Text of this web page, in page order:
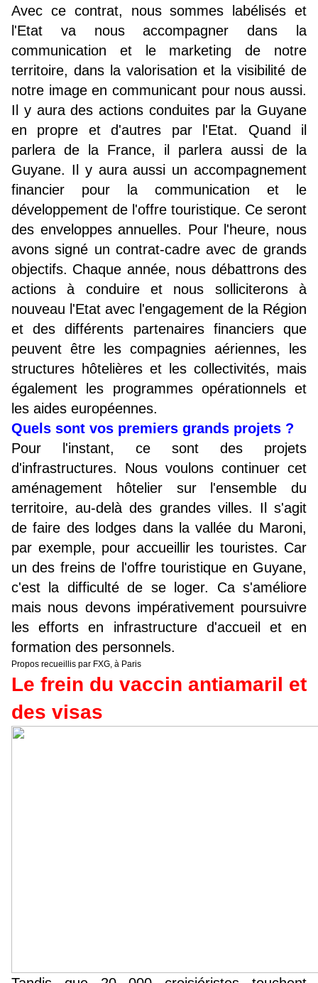
Avec ce contrat, nous sommes labélisés et
l'Etat va nous accompagner dans la
communication et le marketing de notre
territoire, dans la valorisation et la visibilité de
notre image en communicant pour nous aussi.
Il y aura des actions conduites par la Guyane
en propre et d'autres par l'Etat. Quand il
parlera de la France, il parlera aussi de la
Guyane. Il y aura aussi un accompagnement
financier pour la communication et le
développement de l'offre touristique. Ce seront
des enveloppes annuelles. Pour l'heure, nous
avons signé un contrat-cadre avec de grands
objectifs. Chaque année, nous débattrons des
actions à conduire et nous solliciterons à
nouveau l'Etat avec l'engagement de la Région
et des différents partenaires financiers que
peuvent être les compagnies aériennes, les
structures hôtelières et les collectivités, mais
également les programmes opérationnels et
les aides européennes.
Quels sont vos premiers grands projets ?
Pour l'instant, ce sont des projets
d'infrastructures. Nous voulons continuer cet
aménagement hôtelier sur l'ensemble du
territoire, au-delà des grandes villes. Il s'agit
de faire des lodges dans la vallée du Maroni,
par exemple, pour accueillir les touristes. Car
un des freins de l'offre touristique en Guyane,
c'est la difficulté de se loger. Ca s'améliore
mais nous devons impérativement poursuivre
les efforts en infrastructure d'accueil et en
formation des personnels.
Propos recueillis par FXG, à Paris
Le frein du vaccin antiamaril et
des visas